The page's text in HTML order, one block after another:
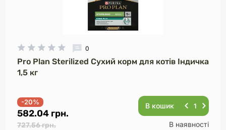
0
Pro Plan Sterilized Сухий корм для котів Індичка
1,5 кг
-20%
582.04 грн.
727.56 грн.
В кошик
В наявності